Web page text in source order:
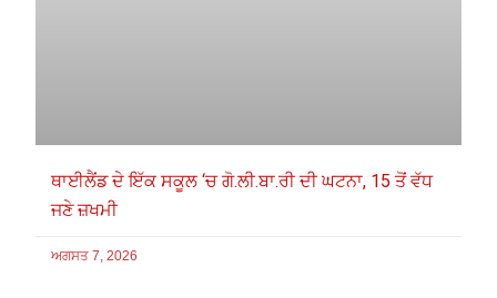
ਥਾਈਲੈਂਡ ਦੇ ਇੱਕ ਸਕੂਲ ‘ਚ ਗੋ.ਲੀ.ਬਾ.ਰੀ ਦੀ ਘਟਨਾ, 15 ਤੋਂ ਵੱਧ
ਜਣੇ ਜ਼ਖਮੀ
ਅਗਸਤ 7, 2026